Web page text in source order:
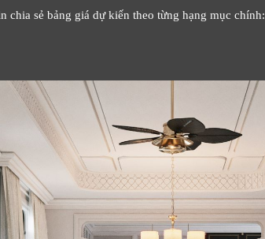
chia sẻ bảng giá dự kiến theo từng hạng mục chính: